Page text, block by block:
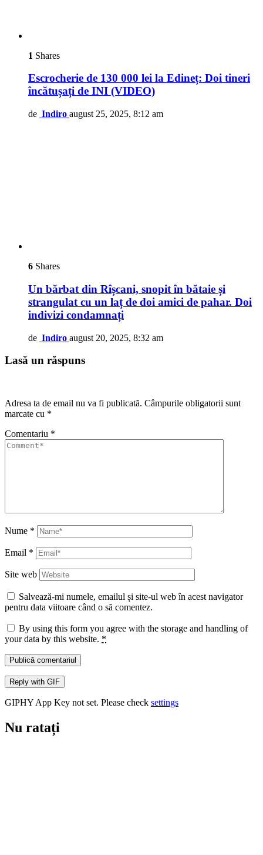
1 Shares
Escrocherie de 130 000 lei la Edineț: Doi tineri
încătușați de INI (VIDEO)
de Indiro august 25, 2025, 8:12 am
6 Shares
Un bărbat din Rîșcani, snopit în bătaie și
strangulat cu un laț de doi amici de pahar. Doi
indivizi condamnați
de Indiro august 20, 2025, 8:32 am
Lasă un răspuns
Adresa ta de email nu va fi publicată. Câmpurile obligatorii sunt
marcate cu *
Comentariu *
Nume *
Email *
Site web
Salvează-mi numele, emailul și site-ul web în acest navigator
pentru data viitoare când o să comentez.
By using this form you agree with the storage and handling of
your data by this website. *
Publică comentariul
Reply with GIF
GIPHY App Key not set. Please check settings
Nu ratați